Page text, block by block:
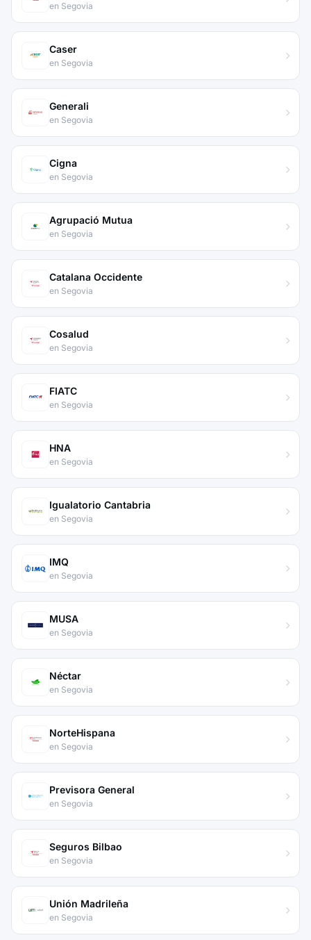
en Segovia
Caser
en Segovia
Generali
en Segovia
Cigna
en Segovia
Agrupació Mutua
en Segovia
Catalana Occidente
en Segovia
Cosalud
en Segovia
FIATC
en Segovia
HNA
en Segovia
Igualatorio Cantabria
en Segovia
IMQ
en Segovia
MUSA
en Segovia
Néctar
en Segovia
NorteHispana
en Segovia
Previsora General
en Segovia
Seguros Bilbao
en Segovia
Unión Madrileña
en Segovia